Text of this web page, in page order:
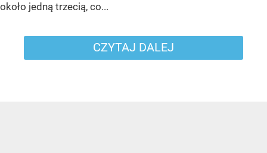
około jedną trzecią, co...
CZYTAJ DALEJ